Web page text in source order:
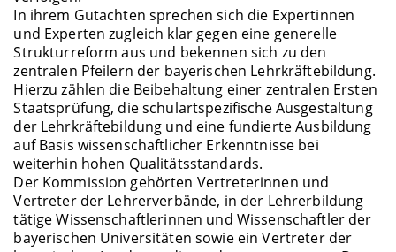
In ihrem Gutachten sprechen sich die Expertinnen
und Experten zugleich klar gegen eine generelle
Strukturreform aus und bekennen sich zu den
zentralen Pfeilern der bayerischen Lehrkräftebildung.
Hierzu zählen die Beibehaltung einer zentralen Ersten
Staatsprüfung, die schulartspezifische Ausgestaltung
der Lehrkräftebildung und eine fundierte Ausbildung
auf Basis wissenschaftlicher Erkenntnisse bei
weiterhin hohen Qualitätsstandards.
Der Kommission gehörten Vertreterinnen und
Vertreter der Lehrerverbände, in der Lehrerbildung
tätige Wissenschaftlerinnen und Wissenschaftler der
bayerischen Universitäten sowie ein Vertreter der